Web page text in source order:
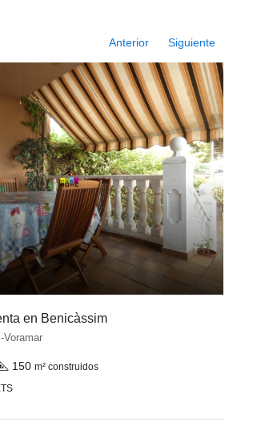
Anterior Siguiente
en Benicàssim
Voramar
150 m² construidos